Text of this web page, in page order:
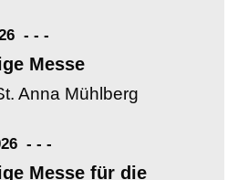
- - -
Messe
Anna Mühlberg
- - -
Messe für die